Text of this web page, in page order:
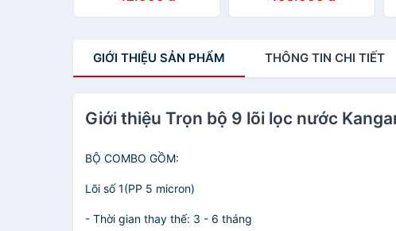
hãng
GIỚI THIỆU SẢN PHẨM THÔNG TIN CHI TIẾT
Giới thiệu Trọn bộ 9 lõi lọc nước
BỘ COMBO GỒM:
Lõi số 1(PP 5 micron)
- Thời gian thay thế: 3 - 6 tháng